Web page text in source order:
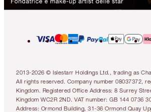
2013-2026 © Islestarr Holdings Ltd., trading as
All rights reserved. Company number 08037372,
Kingdom. Registered Office Address: 8 Surrey
Kingdom WC2R 2ND. VAT number: GB 144 0736
Address: Ormond Building, 31-36 Ormond Quay